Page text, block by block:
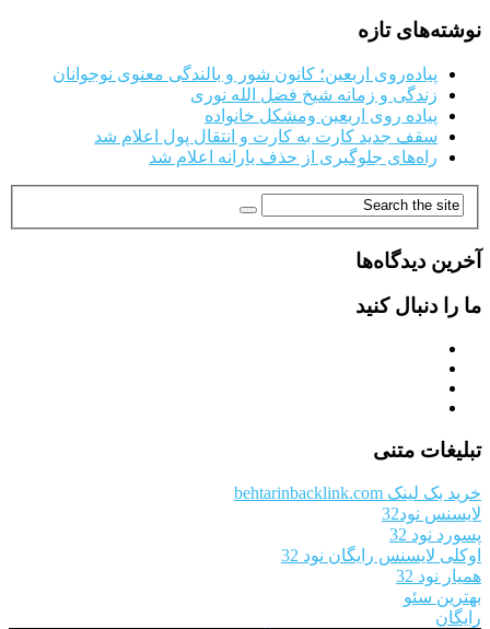
نوشته‌های تازه
پیاده‌روی اربعین؛ کانون شور و بالندگی معنوی نوجوانان
زندگی و زمانه شیخ فضل الله نوری
پیاده روی اربعین ومشکل خانواده
سقف جدید کارت به کارت و انتقال پول اعلام شد
راه‌های جلوگیری از حذف یارانه اعلام شد
آخرین دیدگاه‌ها
ما را دنبال کنید
تبلیغات متنی
خرید بک لینک behtarinbacklink.com
لایسنس نود32
پسورد نود 32
اوکلی لایسنس رایگان نود 32
همیار نود 32
بهترین سئو
رایگان